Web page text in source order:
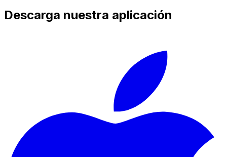
Descarga nuestra aplicación